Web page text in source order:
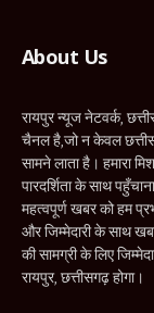
About Us
रायपुर न्यूज नेटवर्क,
चैनल है,जो न केवल
सामने लाता है। हमारा
पारदर्शिता के साथ
महत्वपूर्ण खबर को हम
और जिम्मेदारी के साथ
की सामग्री के लिए
रायपुर, छत्तीसगढ़ होगा।